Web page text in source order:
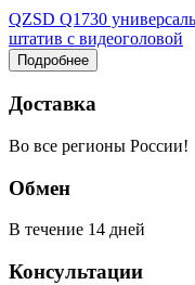
QZSD Q1730
штатив с видеоголовой
Подробнее
Доставка
Во все регионы России!
Обмен
В течение 14 дней
Консультации